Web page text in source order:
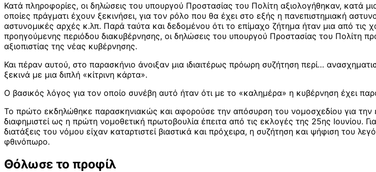
Κατά πληροφορίες, οι δηλώσεις του υπουργού Προστασίας του Πολίτη αξιολογήθηκαν, κατά
οποίες πράγματι έχουν ξεκινήσει, για τον ρόλο που θα έχει στο εξής η πανεπιστημιακή
αστυνομικές αρχές κ.λπ. Παρά ταύτα και δεδομένου ότι το επίμαχο ζήτημα ήταν μια από τις
προηγούμενης περιόδου διακυβέρνησης, οι δηλώσεις του υπουργού Προστασίας του Πολίτη
αξιοπιστίας της νέας κυβέρνησης.
Και πέραν αυτού, στο παρασκήνιο άνοιξαν μια ιδιαιτέρως πρόωρη συζήτηση περί…
ξεκινά με μια διπλή «κίτρινη κάρτα».
Ο βασικός λόγος για τον οποίο συνέβη αυτό ήταν ότι με το «καλημέρα» η κυβέρνηση έχει
Το πρώτο εκδηλώθηκε παρασκηνιακώς και αφορούσε την απόσυρση του νομοσχεδίου για την
διαφημιστεί ως η πρώτη νομοθετική πρωτοβουλία έπειτα από τις εκλογές της 25ης Ιουνίου.
διατάξεις του νόμου είχαν καταρτιστεί βιαστικά και πρόχειρα, η συζήτηση και ψήφιση του
φθινόπωρο.
Θόλωσε το προφίλ